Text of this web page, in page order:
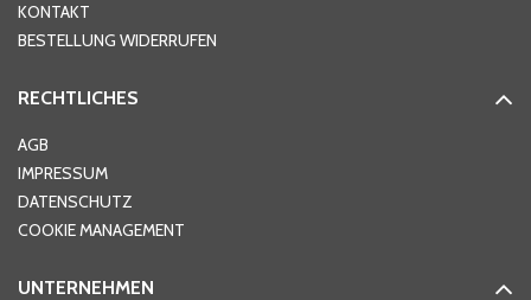
Ort*
Telefon
KONTAKT
BESTELLUNG WIDERRUFEN
RECHTLICHES
AGB
IMPRESSUM
DATENSCHUTZ
COOKIE MANAGEMENT
UNTERNEHMEN